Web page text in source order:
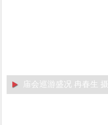
庙会巡游盛况 冉春生 摄